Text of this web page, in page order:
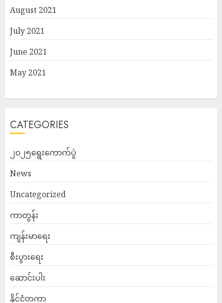
August 2021
July 2021
June 2021
May 2021
CATEGORIES
၂၀၂၅ရွေးကောက်ပွဲ
News
Uncategorized
ကာတွန်း
ကျန်းမာရေး
စီးပွားရေး
ဆောင်းပါး
နိုင်ငံတကာ